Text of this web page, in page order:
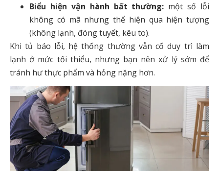
Biểu hiện vận hành bất thường: một số lỗi
không có mã nhưng thể hiện qua hiện tượng
(không lạnh, đóng tuyết, kêu to).
Khi tủ báo lỗi, hệ thống thường vẫn cố duy trì làm
lạnh ở mức tối thiểu, nhưng bạn nên xử lý sớm để
tránh hư thực phẩm và hỏng nặng hơn.